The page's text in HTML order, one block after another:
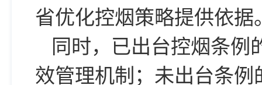
省优化控烟策略提供依据
同时，已出台控烟条
效管理机制；未出台条